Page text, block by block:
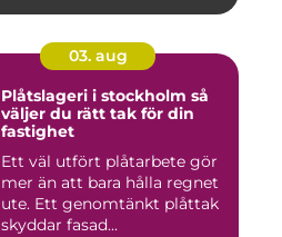
03. aug
Plåtslageri i stockholm så
väljer du rätt tak för din
fastighet
Ett väl utfört plåtarbete gör
mer än att bara hålla regnet
ute. Ett genomtänkt plåttak
skyddar fasad...